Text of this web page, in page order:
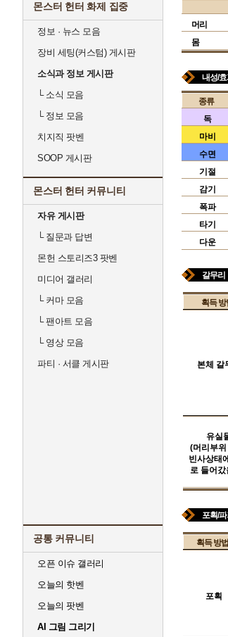
몬스터 헌터 화제 집중
정보 · 뉴스 모음
장비 세팅(커스텀) 게시판
소식과 정보 게시판
└소식 모음
└정보 모음
치지직 팟벤
SOOP 게시판
몬스터 헌터 커뮤니티
자유 게시판
└질문과 답변
몬헌 스토리즈3 팟벤
미디어 갤러리
└커마 모음
└팬아트 모음
└영상 모음
파티 · 서클 게시판
공통 커뮤니티
오픈 이슈 갤러리
오늘의 핫벤
오늘의 팟벤
AI 그림 그리기
머리
몸
내성/
종류
독
마비
수면
기절
감기
폭파
타기
다운
갈무리
획득 방
본체 갈
유실
(머리부
빈사상태
로 들어갔
포획/파
획득 방법
포획